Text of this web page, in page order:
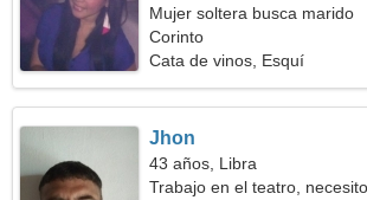
Mujer soltera busca marido
Corinto
Cata de vinos, Esquí
Jhon
43 años, Libra
Trabajo en el teatro,